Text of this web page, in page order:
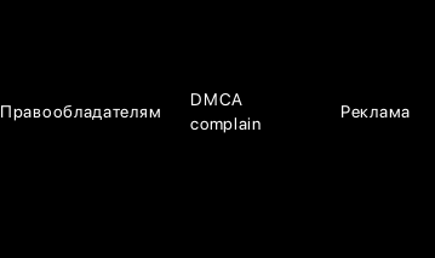
Правообладателям
DMCA
complain
Реклама